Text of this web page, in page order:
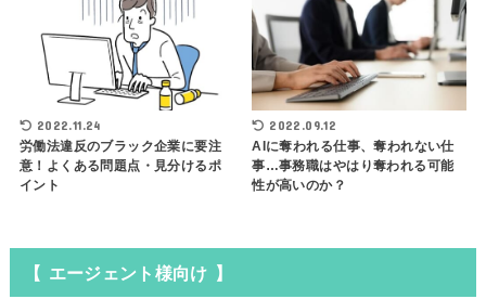
2022.11.24
労働法違反のブラック企業に要注
意！よくある問題点・見分けるポ
イント
2022.09.12
AIに奪われる仕事、奪われない仕
事…事務職はやはり奪われる可能
性が高いのか？
【 エージェント様向け 】